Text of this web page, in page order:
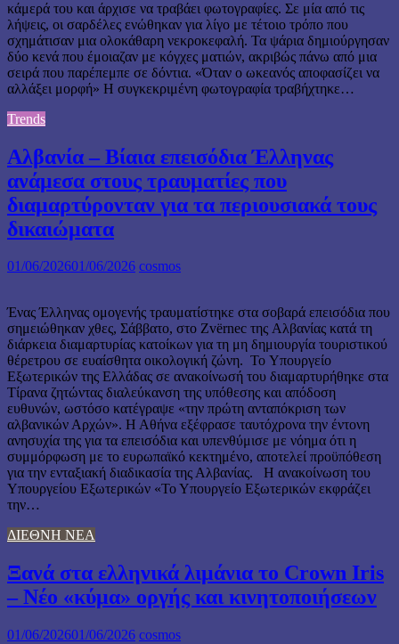
κάμερά του και άρχισε να τραβάει φωτογραφίες. Σε μία από τις
λήψεις, οι σαρδέλες ενώθηκαν για λίγο με τέτοιο τρόπο που
σχημάτισαν μια ολοκάθαρη νεκροκεφαλή. Τα ψάρια δημιούργησαν
δύο κενά που έμοιαζαν με κόγχες ματιών, ακριβώς πάνω από μια
σειρά που παρέπεμπε σε δόντια. «Όταν ο ωκεανός αποφασίζει να
αλλάξει μορφή» Η συγκεκριμένη φωτογραφία τραβήχτηκε…
Trends
Αλβανία – Βίαια επεισόδια Έλληνας
ανάμεσα στους τραυματίες που
διαμαρτύρονταν για τα περιουσιακά τους
δικαιώματα
01/06/202601/06/2026 cosmos
Ένας Έλληνας ομογενής τραυματίστηκε στα σοβαρά επεισόδια που
σημειώθηκαν χθες, Σάββατο, στο Zvërnec της Αλβανίας κατά τη
διάρκεια διαμαρτυρίας κατοίκων για τη μη δημιουργία τουριστικού
θέρετρου σε ευαίσθητα οικολογική ζώνη. Το Υπουργείο
Εξωτερικών της Ελλάδας σε ανακοίνωσή του διαμαρτυρήθηκε στα
Τίρανα ζητώντας διαλεύκανση της υπόθεσης και απόδοση
ευθυνών, ωστόσο κατέγραψε «την πρώτη ανταπόκριση των
αλβανικών Αρχών». Η Αθήνα εξέφρασε ταυτόχρονα την έντονη
ανησυχία της για τα επεισόδια και υπενθύμισε με νόημα ότι η
συμμόρφωση με το ευρωπαϊκό κεκτημένο, αποτελεί προϋπόθεση
για την ενταξιακή διαδικασία της Αλβανίας. Η ανακοίνωση του
Υπουργείου Εξωτερικών «Το Υπουργείο Εξωτερικών εκφράζει
την…
ΔΙΕΘΝΗ ΝΕΑ
Ξανά στα ελληνικά λιμάνια το Crown Iris
– Νέο «κύμα» οργής και κινητοποιήσεων
01/06/202601/06/2026 cosmos